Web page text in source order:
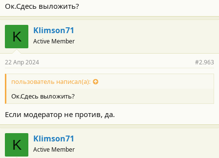
Ок.Сдесь выложить?
K Klimson71
Active Member
22 Апр 2024 #2.963
пользователь написал(а):
Ок.Сдесь выложить?
Если модератор не против, да.
K Klimson71
Active Member